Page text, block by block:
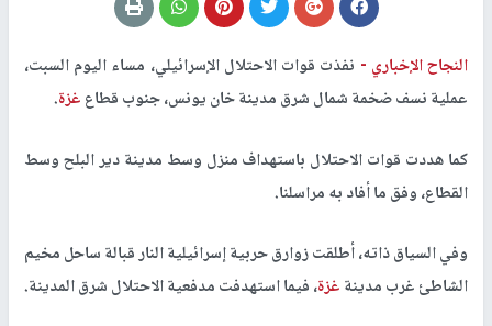
النجاح الإخباري - نفذت قوات الاحتلال الإسرائيلي، مساء اليوم السبت،
عملية نسف ضخمة شمال شرق مدينة خان يونس، جنوب قطاعغزة.
كما هددت قوات الاحتلال باستهداف منزل وسط مدينة دير البلح وسط
القطاع، وفق ما أفاد به مراسلنا.
وفي السياق ذاته، أطلقت زوارق حربية إسرائيلية النار قبالة ساحل مخيم
الشاطئ غرب مدينةغزة، فيما استهدفت مدفعية الاحتلال شرق المدينة.